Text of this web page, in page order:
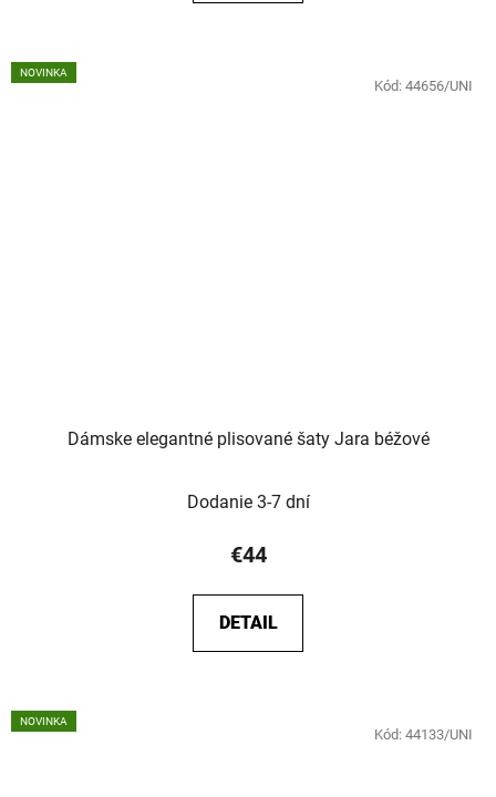
NOVINKA
Dámske elegantné plisované šaty Jara béžové
Dodanie 3-7 dní
€44
DETAIL
Kód: 44656/UNI
NOVINKA
Kód: 44133/UNI